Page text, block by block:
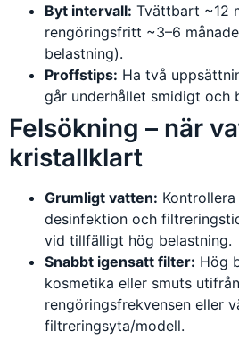
Byt intervall: Tvättbart ~12
rengöringsfritt ~3–6
belastning).
Proffstips: Ha två
går underhållet smidigt och
Felsökning – när
kristallklart
Grumligt vatten: Kontrollera
desinfektion och
vid tillfälligt hög belastning.
Snabbt igensatt filter: Hög
kosmetika eller smuts
rengöringsfrekvensen eller
filtreringsyta/modell.